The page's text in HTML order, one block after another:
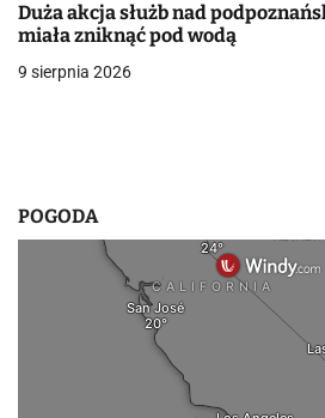
i
s
Duża akcja służb nad
miała zniknąć pod wodą
9 sierpnia 2026
POGODA